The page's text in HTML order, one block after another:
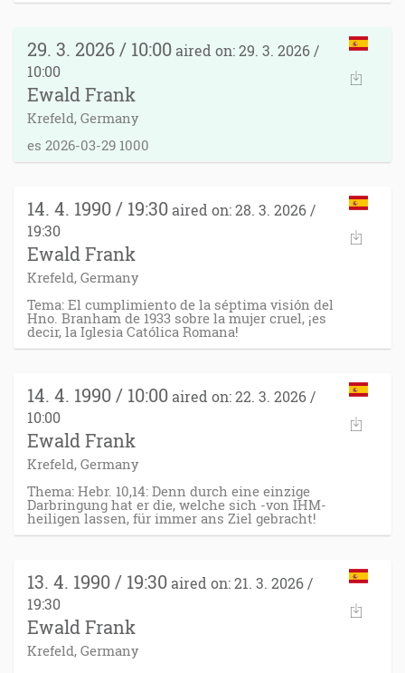
29. 3. 2026 / 10:00 aired on: 29. 3. 2026 /
10:00
Ewald Frank
Krefeld, Germany
es 2026-03-29 1000
14. 4. 1990 / 19:30 aired on: 28. 3. 2026 /
19:30
Ewald Frank
Krefeld, Germany
Tema: El cumplimiento de la séptima visión del
Hno. Branham de 1933 sobre la mujer cruel, ¡es
decir, la Iglesia Católica Romana!
14. 4. 1990 / 10:00 aired on: 22. 3. 2026 /
10:00
Ewald Frank
Krefeld, Germany
Thema: Hebr. 10,14: Denn durch eine einzige
Darbringung hat er die, welche sich -von IHM-
heiligen lassen, für immer ans Ziel gebracht!
13. 4. 1990 / 19:30 aired on: 21. 3. 2026 /
19:30
Ewald Frank
Krefeld, Germany